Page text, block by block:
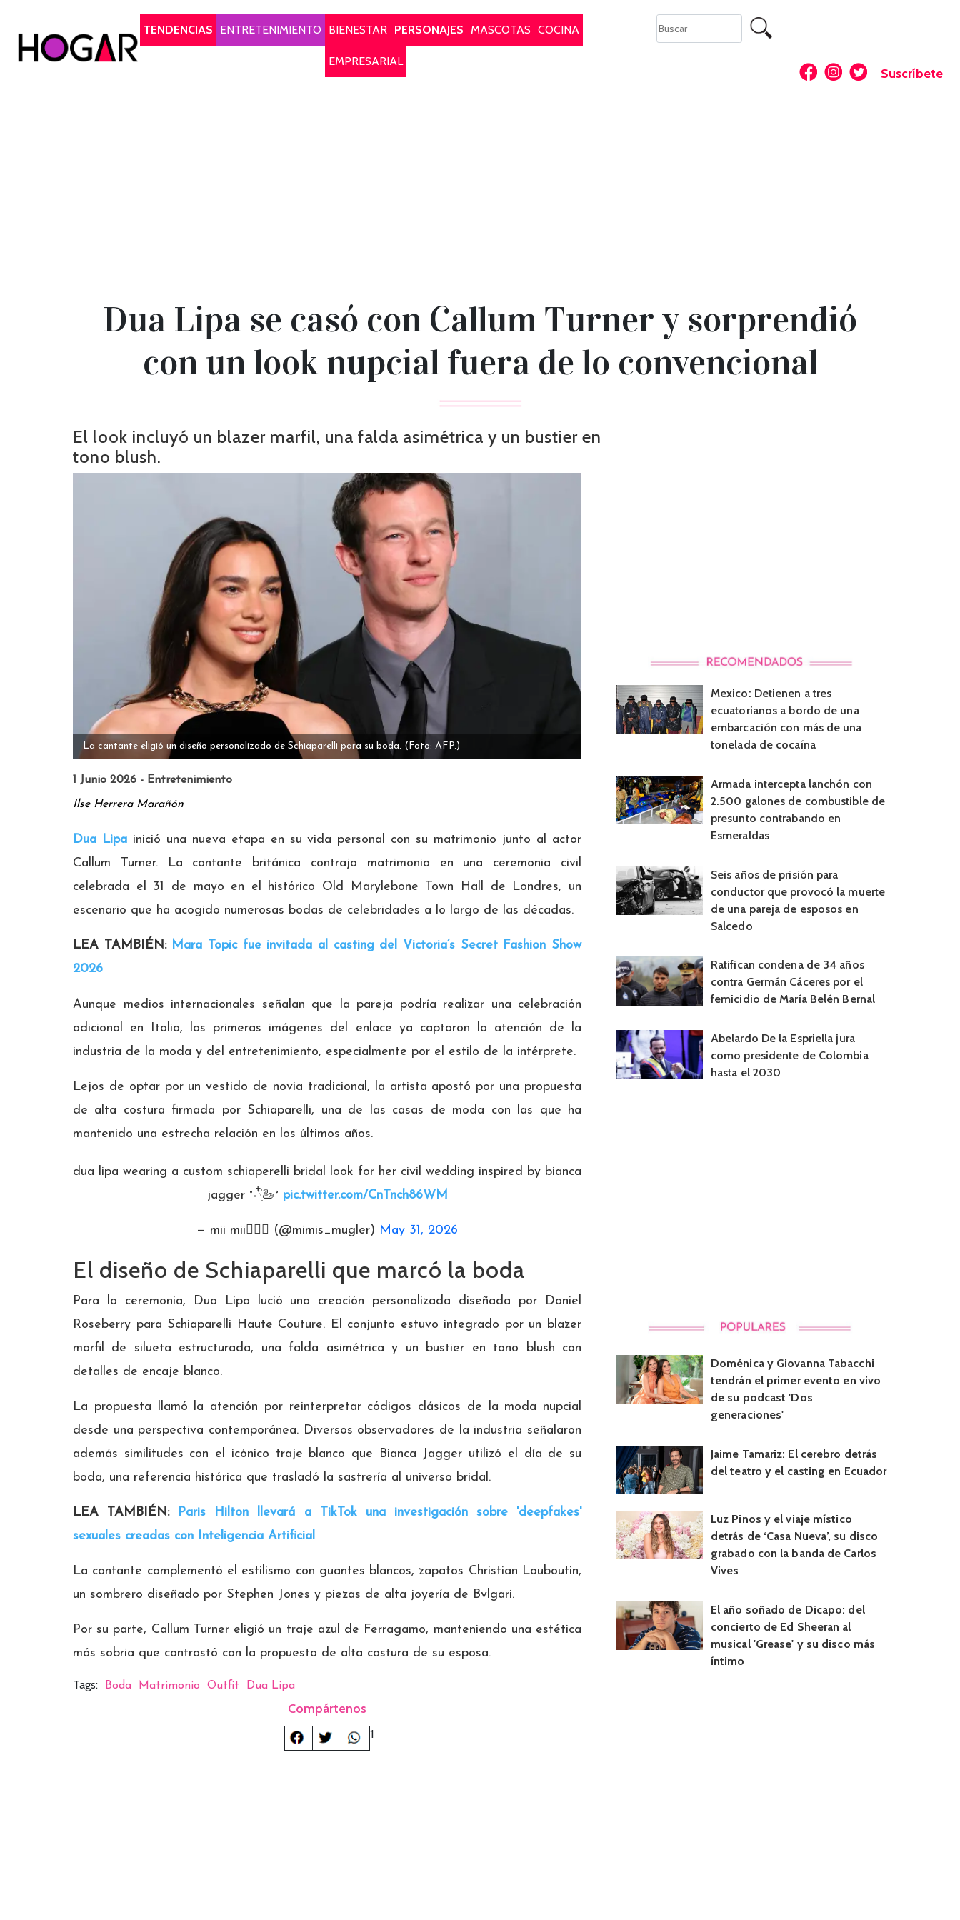
TENDENCIAS
ENTRETENIMIENTO BIENESTAR PERSONAJES MASCOTAS COCINA
EMPRESARIAL
Suscríbete
Dua Lipa se casó con Callum Turner y sorprendió
con un look nupcial fuera de lo convencional
El look incluyó un blazer marfil, una falda asimétrica y un bustier en
tono blush.
La cantante eligió un diseño personalizado de Schiaparelli para su boda. (Foto: AFP.)
1 Junio 2026 - Entretenimiento
Ilse Herrera Marañón
Dua Lipainició una nueva etapa en su vida personal con su matrimonio junto al actor
Callum Turner. La cantante británica contrajo matrimonio en una ceremonia civil
celebrada el 31 de mayo en el histórico Old Marylebone Town Hall de Londres, un
escenario que ha acogido numerosas bodas de celebridades a lo largo de las décadas.
LEA TAMBIÉN: Mara Topic fue invitada al casting del Victoria’s Secret Fashion Show
2026
Aunque medios internacionales señalan que la pareja podría realizar una celebración
adicional en Italia, las primeras imágenes del enlace ya captaron la atención de la
industria de la moda y del entretenimiento, especialmente por el estilo de la intérprete.
Lejos de optar por un vestido de novia tradicional, la artista apostó por una propuesta
de alta costura firmada por Schiaparelli, una de las casas de moda con las que ha
mantenido una estrecha relación en los últimos años.
dua lipa wearing a custom schiaperelli bridal look for her civil wedding inspired by bianca
jagger ˚˖𓍢ִ໋🦢˚ pic.twitter.com/CnTnch86WM
— mii mii🧚🏾‍♀️ (@mimis_mugler) May 31, 2026
El diseño de Schiaparelli que marcó la boda
Para la ceremonia, Dua Lipa lució una creación personalizada diseñada por Daniel
Roseberry para Schiaparelli Haute Couture. El conjunto estuvo integrado por un blazer
marfil de silueta estructurada, una falda asimétrica y un bustier en tono blush con
detalles de encaje blanco.
La propuesta llamó la atención por reinterpretar códigos clásicos de la moda nupcial
desde una perspectiva contemporánea. Diversos observadores de la industria señalaron
además similitudes con el icónico traje blanco que Bianca Jagger utilizó el día de su
boda, una referencia histórica que trasladó la sastrería al universo bridal.
LEA TAMBIÉN:
Paris Hilton llevará a TikTok una investigación sobre 'deepfakes'
sexuales creadas con Inteligencia Artificial
La cantante complementó el estilismo con guantes blancos, zapatos Christian Louboutin,
un sombrero diseñado por Stephen Jones y piezas de alta joyería de Bvlgari.
Por su parte, Callum Turner eligió un traje azul de Ferragamo, manteniendo una estética
más sobria que contrastó con la propuesta de alta costura de su esposa.
Tags: Boda Matrimonio Outfit Dua Lipa
Compártenos
1
Mexico: Detienen a tres
ecuatorianos a bordo de una
embarcación con más de una
tonelada de cocaína
Armada intercepta lanchón con
2.500 galones de combustible de
presunto contrabando en
Esmeraldas
Seis años de prisión para
conductor que provocó la muerte
de una pareja de esposos en
Salcedo
Ratifican condena de 34 años
contra Germán Cáceres por el
femicidio de María Belén Bernal
Abelardo De la Espriella jura
como presidente de Colombia
hasta el 2030
Doménica y Giovanna Tabacchi
tendrán el primer evento en vivo
de su podcast 'Dos
generaciones'
Jaime Tamariz: El cerebro detrás
del teatro y el casting en Ecuador
Luz Pinos y el viaje místico
detrás de ‘Casa Nueva’, su disco
grabado con la banda de Carlos
Vives
El año soñado de Dicapo: del
concierto de Ed Sheeran al
musical 'Grease' y su disco más
íntimo